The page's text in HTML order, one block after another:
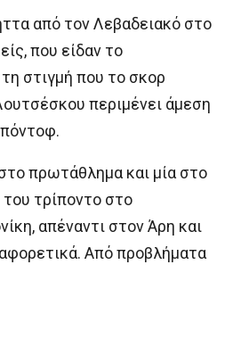
από τον Λεβαδειακό στο
που είδαν το
στιγμή που το σκορ
περιμένει άμεση
πρωτάθλημα και μία στο
τρίποντο στο
απέναντι στον Άρη και
Από προβλήματα